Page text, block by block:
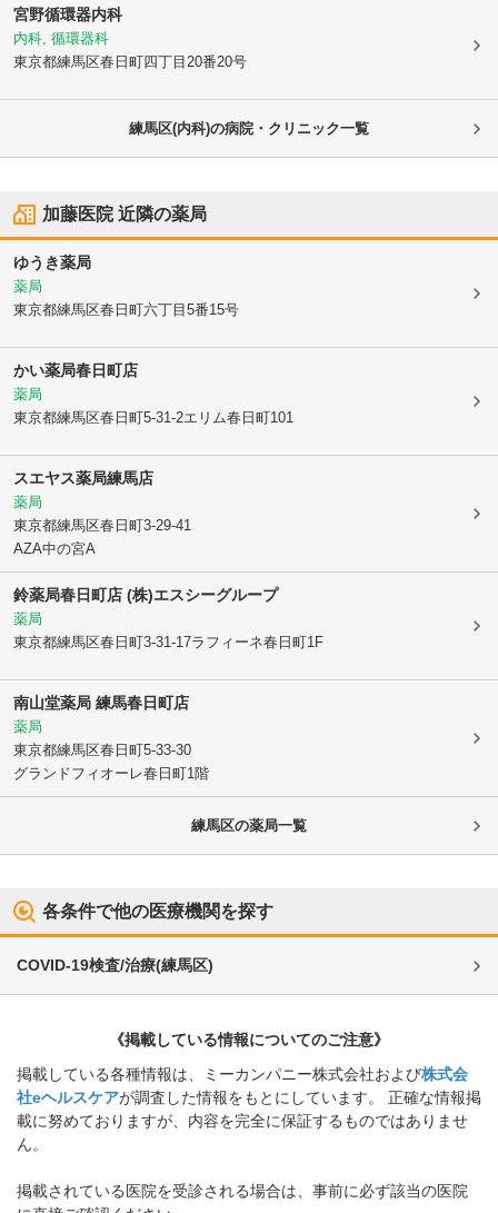
宮野循環器内科
内科, 循環器科
東京都練馬区春日町四丁目20番20号
練馬区(内科)の病院・クリニック一覧
加藤医院近隣の薬局
ゆうき薬局
薬局
東京都練馬区春日町六丁目5番15号
かい薬局春日町店
薬局
東京都練馬区春日町5-31-2エリム春日町101
スエヤス薬局練馬店
薬局
東京都練馬区春日町3-29-41
AZA中の宮A
鈴薬局春日町店 (株)エスシーグループ
薬局
東京都練馬区春日町3-31-17ラフィーネ春日町1F
南山堂薬局 練馬春日町店
薬局
東京都練馬区春日町5-33-30
グランドフィオーレ春日町1階
練馬区の薬局一覧
各条件で他の医療機関を探す
COVID-19検査/治療(練馬区)
《掲載している情報についてのご注意》
掲載している各種情報は、ミーカンパニー株式会社および株式会
社eヘルスケアが調査した情報をもとにしています。 正確な情報掲
載に努めておりますが、内容を完全に保証するものではありませ
ん。
掲載されている医院を受診される場合は、事前に必ず該当の医院